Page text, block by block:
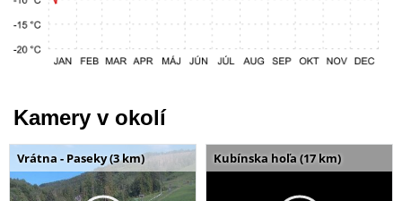
Kamery v okolí
Vrátna - Paseky (3 km) Kubínska hoľa (17 km)